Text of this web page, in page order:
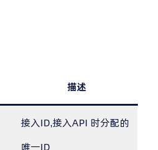
描述
接入ID,接入API 时分配的
唯一ID